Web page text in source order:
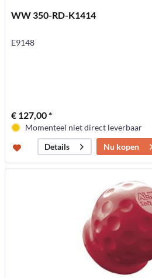
WW 350-RD-K1414
E9148
€ 127,00 *
Momenteel niet direct leverbaar
Details
Nu kopen